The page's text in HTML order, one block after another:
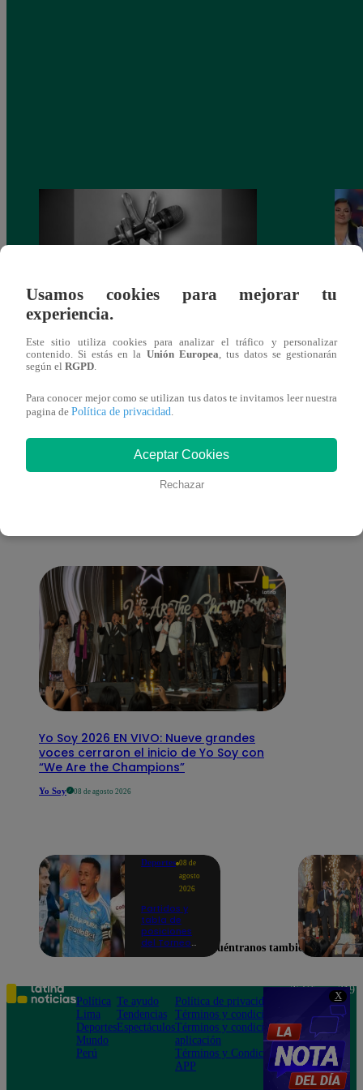
X
Muere exparticipante de La Voz Colombia
tras denunciar negligencia médica
La
2023
También te puede
Yo Soy 2026 EN VIVO: Nueve grandes
voces cerraron el inicio de Yo Soy con
“We Are the Champions”
Yo Soy 08 de agosto 2026
Deportes 08 de
agosto
2026
Partidos y
tabla de
posiciones
del Torneo
en la fecha 4
Usamos cookies para mejorar tu
experiencia.
Este sitio utiliza cookies para analizar el tráfico y personalizar
contenido. Si estás en la Unión Europea, tus datos se gestionarán
según el RGPD.
Para conocer mejor como se utilizan tus datos te invitamos leer nuestra
pagina de Política de privacidad.
Aceptar Cookies
Rechazar
Encuéntranos también en
Política
Lima
Deportes
Mundo
Perú
Te ayudo
Tendencias
Espectáculos
Política de privacidad
Términos y condiciones
Términos y condiciones
aplicación
Términos y Condiciones
APP
Teléfono: 219
Av. San
Felipe 968
Jesús María